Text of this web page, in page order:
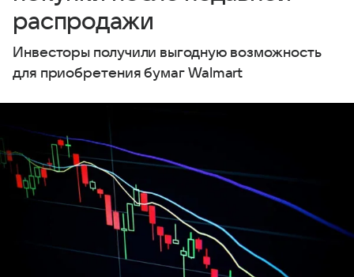
распродажи
Инвесторы получили выгодную возможность
для приобретения бумаг Walmart